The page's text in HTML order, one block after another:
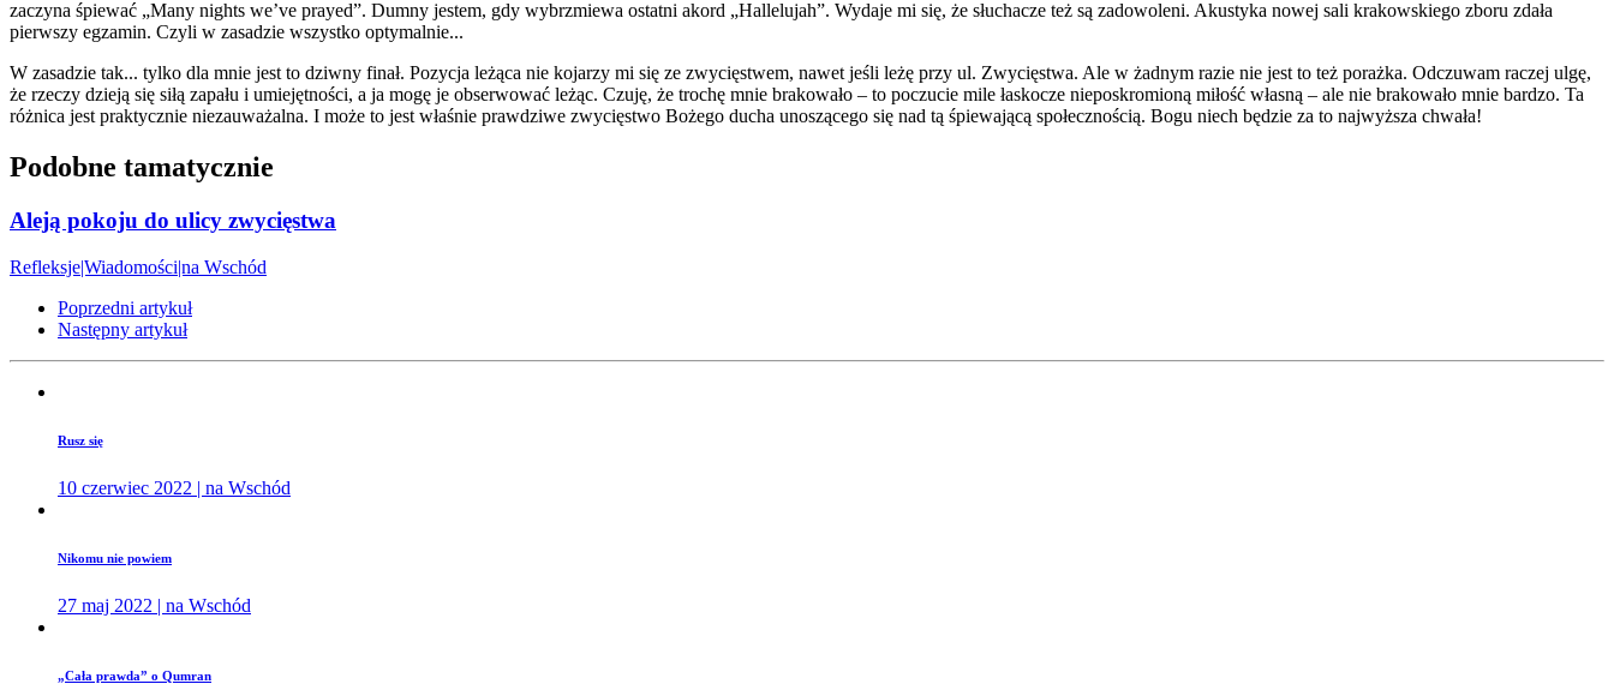
zaczyna śpiewać „Many nights we’ve prayed”. Dumny jestem, gdy wybrzmiewa ostatni akord „Hallelujah”. Wydaje mi się, że słuchacze też są zadowoleni. Akustyka nowej sali krakowskiego zboru zdała
pierwszy egzamin. Czyli w zasadzie wszystko optymalnie...
W zasadzie tak... tylko dla mnie jest to dziwny finał. Pozycja leżąca nie kojarzy mi się ze zwycięstwem, nawet jeśli leżę przy ul. Zwycięstwa. Ale w żadnym razie nie jest to też porażka. Odczuwam raczej ulgę,
że rzeczy dzieją się siłą zapału i umiejętności, a ja mogę je obserwować leżąc. Czuję, że trochę mnie brakowało – to poczucie mile łaskocze nieposkromioną miłość własną – ale nie brakowało mnie bardzo. Ta
różnica jest praktycznie niezauważalna. I może to jest właśnie prawdziwe zwycięstwo Bożego ducha unoszącego się nad tą śpiewającą społecznością. Bogu niech będzie za to najwyższa chwała!
Podobne tamatycznie
Aleją pokoju do ulicy zwycięstwa
Refleksje|Wiadomości|na Wschód
Poprzedni artykuł
Następny artykuł
Rusz się
10 czerwiec 2022 | na Wschód
Nikomu nie powiem
27 maj 2022 | na Wschód
„Cała prawda” o Qumran